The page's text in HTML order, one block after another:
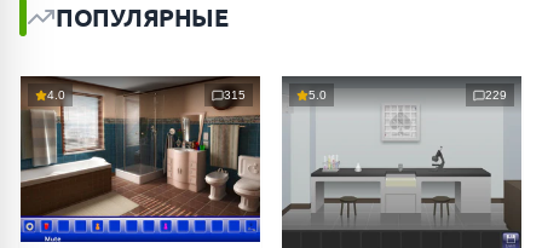
ПОПУЛЯРНЫЕ
4.0 315 5.0 229